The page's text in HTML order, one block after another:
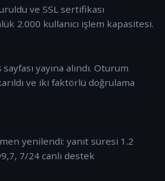
ve SSL sertifikası
2.000 kullanıcı işlem kapasitesi.
yayına alındı. Oturum
ve iki faktörlü doğrulama
yenilendi: yanıt süresi 1.2
7/24 canlı destek